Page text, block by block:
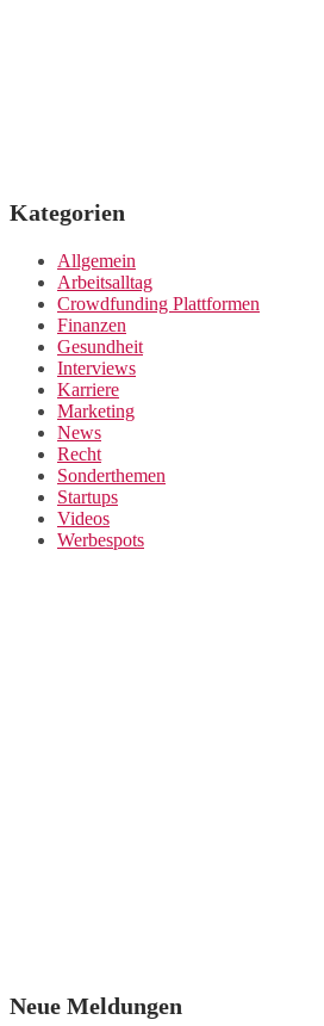
Kategorien
Allgemein
Arbeitsalltag
Crowdfunding Plattformen
Finanzen
Gesundheit
Interviews
Karriere
Marketing
News
Recht
Sonderthemen
Startups
Videos
Werbespots
Neue Meldungen